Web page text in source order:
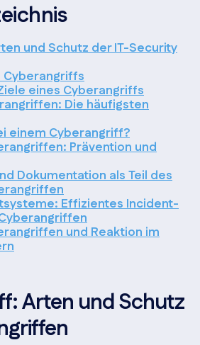
und Schutz der IT-Security
Cyberangriffs
eines Cyberangriffs
Die häufigsten
einem Cyberangriff?
Prävention und
Dokumentation als Teil des
Effizientes Incident-
und Reaktion im
Arten und Schutz